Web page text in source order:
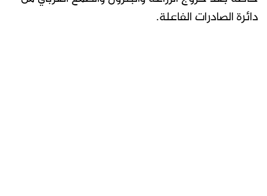
دائرة الصادرات الفاعلة.